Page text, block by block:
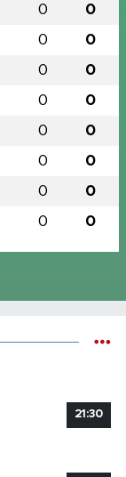
0 0
0 0
0 0
0 0
0 0
0 0
0 0
0 0
21:30